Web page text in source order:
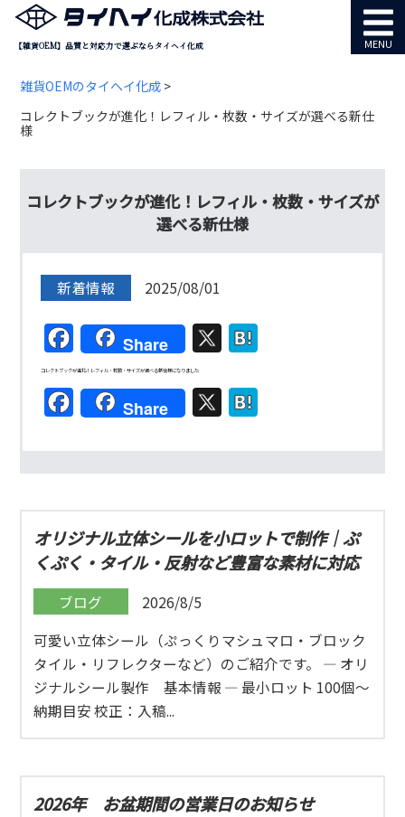
【雑貨OEM】品質と対応力で選ぶならタイヘイ化成
雑貨OEMのタイヘイ化成 >
コレクトブックが進化！レフィル・枚数・サイズが選べる新仕
様
MENU
コレクトブックが進化！レフィル・枚数・サイズが
選べる新仕様
新着情報 2025/08/01
Facebook
Share X
コレクトブックが進化！レフィル・枚数・サイズが選べる新仕様になりました
Facebook
Share X
オリジナル立体シールを小ロットで制作｜ぷ
くぷく・タイル・反射など豊富な素材に対応
ブログ
2026/8/5
可愛い立体シール（ぷっくりマシュマロ・ブロック
タイル・リフレクターなど）のご紹介です。 ― オリ
ジナルシール製作 基本情報 ― 最小ロット 100個〜
納期目安 校正：入稿...
2026年 お盆期間の営業日のお知らせ